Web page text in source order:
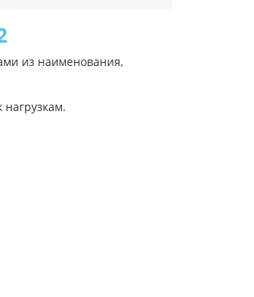
из наименования,